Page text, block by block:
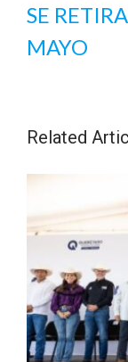
SE
MAYO
Related